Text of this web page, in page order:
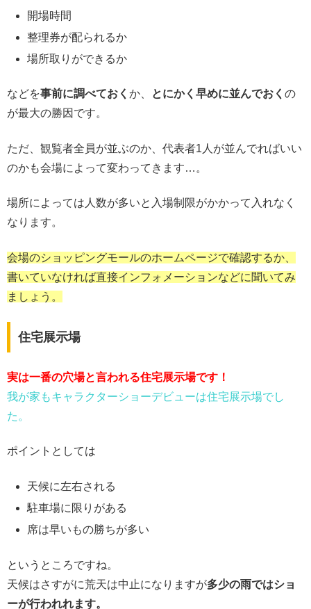
開場時間
整理券が配られるか
場所取りができるか
などを事前に調べておく か、 とにかく早めに並んでおく の
が最大の勝因です。
ただ、観覧者全員が並ぶのか、代表者1人が並んでればいい
のかも会場によって変わってきます…。
場所によっては人数が多いと入場制限がかかって入れなく
なります。
会場のショッピングモールのホームページで確認するか、
書いていなければ直接インフォメーションなどに聞いてみ
ましょう。
住宅展示場
実は一番の穴場と言われる住宅展示場です！
我が家もキャラクターショーデビューは住宅展示場でし
た。
ポイントとしては
天候に左右される
駐車場に限りがある
席は早いもの勝ちが多い
というところですね。
天候はさすがに荒天は中止になりますが多少の雨ではショ
ーが行われれます。